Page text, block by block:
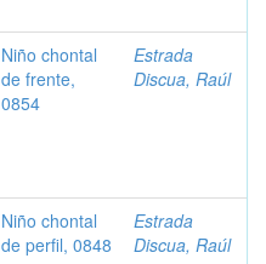
Niño chontal
de frente,
0854
Estrada
Discua, Raúl
Niño chontal
de perfil, 0848
Estrada
Discua, Raúl